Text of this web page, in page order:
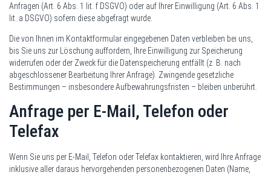
Anfragen (Art. 6 Abs. 1 lit. f DSGVO) oder auf Ihrer Einwilligung (Art. 6 Abs. 1
lit. a DSGVO) sofern diese abgefragt wurde.
Die von Ihnen im Kontaktformular eingegebenen Daten verbleiben bei uns,
bis Sie uns zur Löschung auffordern, Ihre Einwilligung zur Speicherung
widerrufen oder der Zweck für die Datenspeicherung entfällt (z. B. nach
abgeschlossener Bearbeitung Ihrer Anfrage). Zwingende gesetzliche
Bestimmungen – insbesondere Aufbewahrungsfristen – bleiben unberührt.
Anfrage per E-Mail, Telefon oder
Telefax
Wenn Sie uns per E-Mail, Telefon oder Telefax kontaktieren, wird Ihre Anfrage
inklusive aller daraus hervorgehenden personenbezogenen Daten (Name,